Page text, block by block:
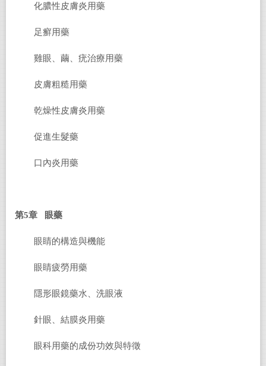
化膿性皮膚炎用藥
足癬用藥
雞眼、繭、疣治療用藥
皮膚粗糙用藥
乾燥性皮膚炎用藥
促進生髮藥
口內炎用藥
第5章 眼藥
眼睛的構造與機能
眼睛疲勞用藥
隱形眼鏡藥水、洗眼液
針眼、結膜炎用藥
眼科用藥的成份功效與特徵